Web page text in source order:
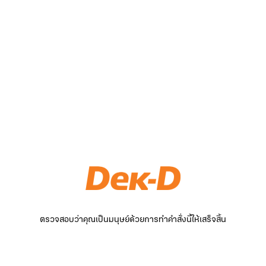
ตรวจสอบว่าคุณเป็นมนุษย์ด้วยการทำคำสั่งนี้ให้เสร็จสิ้น